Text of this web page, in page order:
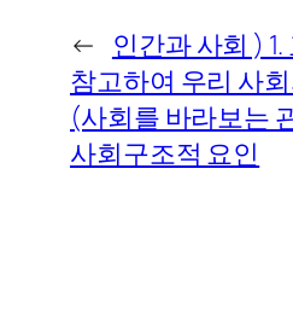
← 인간과 사회 )
참고하여 우리 사
(사회를 바라보는
사회구조적 요인